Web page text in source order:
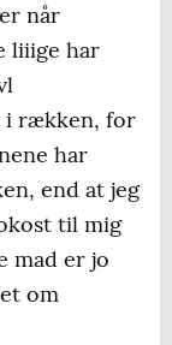
når
liiige har
i rækken, for
har
end at jeg
til mig
mad er jo
om